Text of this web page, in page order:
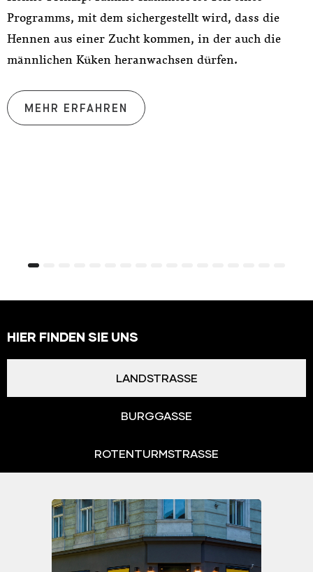
Programms, mit dem sichergestellt wird, dass die
Hennen aus einer Zucht kommen, in der auch die
männlichen Küken heranwachsen dürfen.
BIO-HOF HAMMERL „STOAHÖFE“
MEHR ERFAHREN
HIER FINDEN SIE UNS
LANDSTRASSE
BURGGASSE
ROTENTURMSTRASSE